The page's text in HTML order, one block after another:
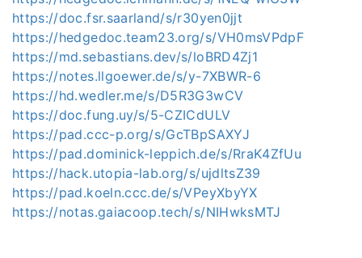
https://doc.fsr.saarland/s/r30yen0jjt
https://hedgedoc.team23.org/s/VH0msVPdpF
https://md.sebastians.dev/s/loBRD4Zj1
https://notes.llgoewer.de/s/y-7XBWR-6
https://hd.wedler.me/s/D5R3G3wCV
https://doc.fung.uy/s/5-CZICdULV
https://pad.ccc-p.org/s/GcTBpSAXYJ
https://pad.dominick-leppich.de/s/RraK4ZfUu
https://hack.utopia-lab.org/s/ujdltsZ39
https://pad.koeln.ccc.de/s/VPeyXbyYX
https://notas.gaiacoop.tech/s/NIHwksMTJ